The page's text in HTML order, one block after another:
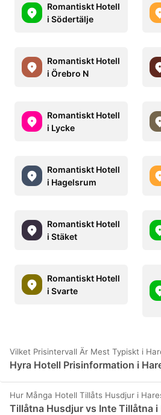
Romantiskt Hotell
i Södertälje
Romantiskt Hotell
i Örebro N
Romantiskt Hotell
i Lycke
Romantiskt Hotell
i Hagelsrum
Romantiskt Hotell
i Stäket
Romantiskt Hotell
i Svarte
Vilket Prisintervall Är Mest Typiskt i
Hyra Hotell Prisinformation i
Hur Många Hotell Tillåts Husdjur i
Tillåtna Husdjur vs Inte Tillåtna i